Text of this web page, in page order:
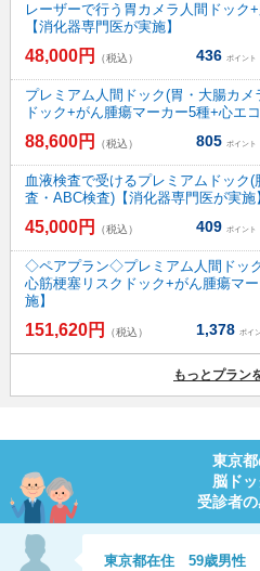
レーザーで行う胃カメラ人間ドック
【消化器専門医が実施】
48,000円 （税込） 436 ポイント
プレミアム人間ドック(胃・大腸カ
ドック+がん腫瘍マーカー5種+心エ
88,600円 （税込） 805 ポイント
血液検査で受けるプレミアムドック
査・ABC検査)【消化器専門医が実施
45,000円 （税込） 409 ポイント
◇ペアプラン◇プレミアム人間ドッ
心筋梗塞リスクドック+がん腫瘍マ
施】
151,620円 （税込） 1,378 ポイ
もっとプラン
東京都
脳ドッ
受診者
東京都在住59歳男性